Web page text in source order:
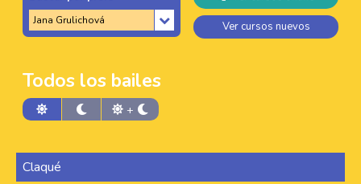
Ver cursos nuevos
Todos los bailes
+
Claqué